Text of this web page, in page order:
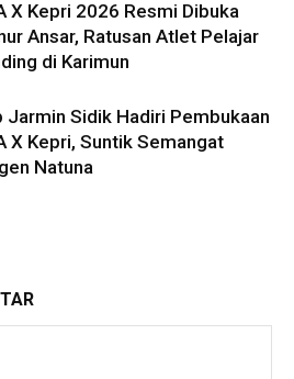
X Kepri 2026 Resmi Dibuka
Ansar, Ratusan Atlet Pelajar
di Karimun
Jarmin Sidik Hadiri Pembukaan
X Kepri, Suntik Semangat
Natuna